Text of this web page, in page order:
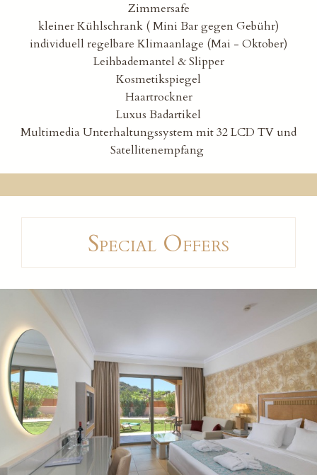
Zimmersafe
kleiner Kühlschrank ( Mini Bar gegen Gebühr)
individuell regelbare Klimaanlage (Mai - Oktober)
Leihbademantel & Slipper
Kosmetikspiegel
Haartrockner
Luxus Badartikel
Multimedia Unterhaltungssystem mit 32 LCD TV und
Satellitenempfang
Special Offers